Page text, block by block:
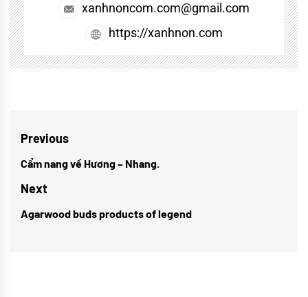
xanhnoncom.com@gmail.com
https://xanhnon.com
Điều
hướng
bài
viết
Previous
Previous
post:
Cẩm nang về Hương – Nhang.
Next
Next
Agarwood buds products of legend